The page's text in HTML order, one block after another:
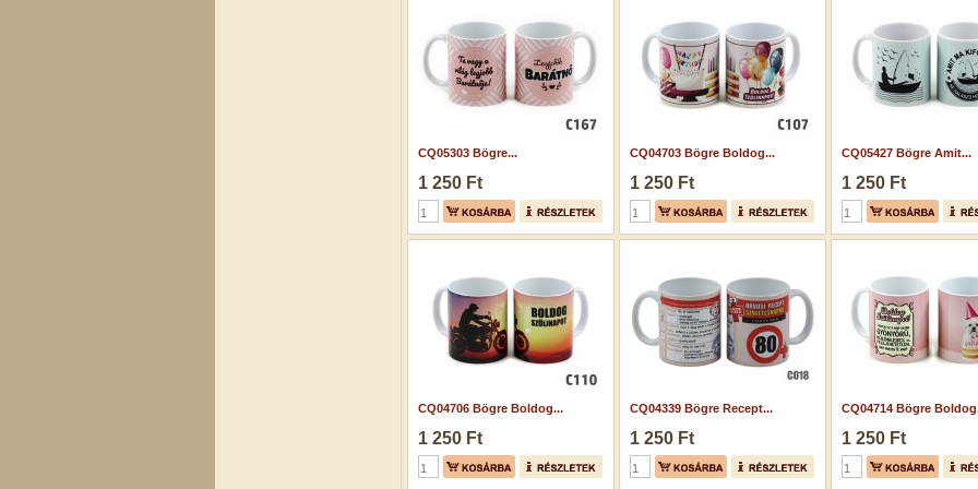
CQ05303 Bögre...
1 250 Ft
CQ04703 Bögre Boldog...
1 250 Ft
CQ05427 Bögre Amit...
1 250 Ft
CQ04706 Bögre Boldog...
1 250 Ft
CQ04339 Bögre Recept...
1 250 Ft
CQ04714 Bögre
1 250 Ft